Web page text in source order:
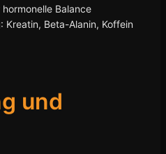
Balance
: Kreatin, Beta-Alanin, Koffein
und